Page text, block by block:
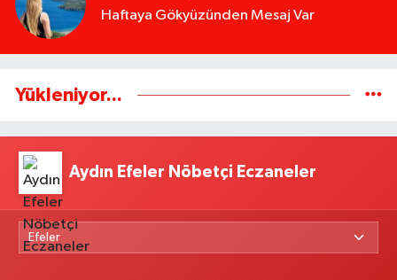
Haftaya Gökyüzünden Mesaj Var
Yükleniyor...
Aydın Efeler Nöbetçi Eczaneler